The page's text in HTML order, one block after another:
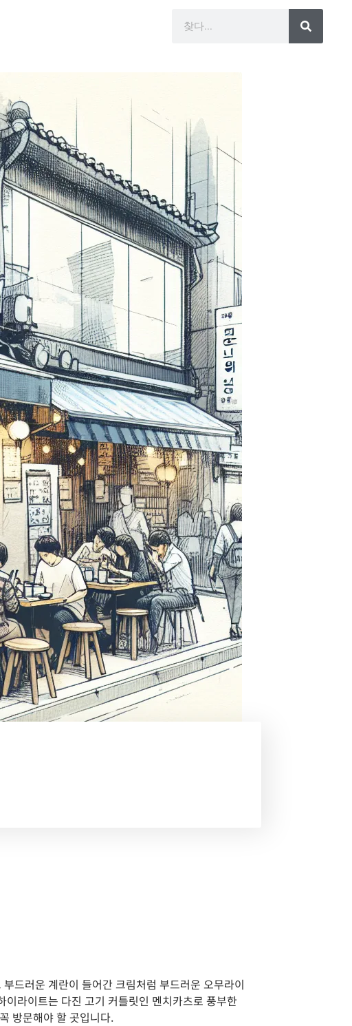
드러운 계란이 들어간 크림처럼 부드러운 오무라이
라이트는 다진 고기 커틀릿인 멘치카츠로 풍부한
방문해야 할 곳입니다.